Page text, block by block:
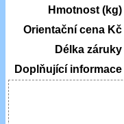
Hmotnost (kg)
Orientační cena Kč
Délka záruky
Doplňující informace